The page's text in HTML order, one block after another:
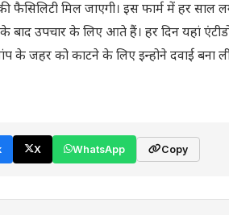
मिल जाएगी। इस फार्म में हर साल
बाद उपचार के लिए आते हैं। हर दिन यहां
के जहर को काटने के लिए इन्होने दवाई बना
X WhatsApp Copy